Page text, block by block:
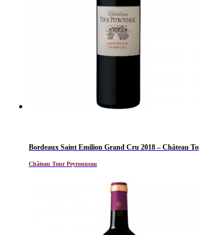
Bordeaux Saint Emilion Grand Cru 2018 – Château
Château Tour Peyronneau